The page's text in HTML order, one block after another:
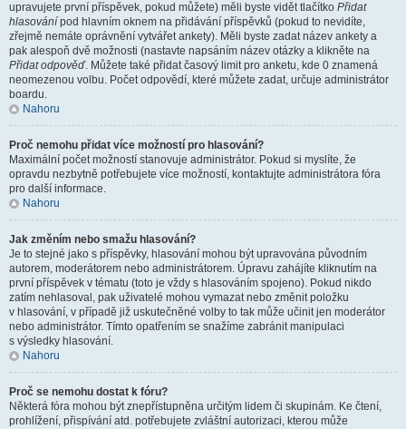
upravujete první příspěvek, pokud můžete) měli byste vidět tlačítko Přidat
hlasování pod hlavním oknem na přidávání příspěvků (pokud to nevidíte,
zřejmě nemáte oprávnění vytvářet ankety). Měli byste zadat název ankety a
pak alespoň dvě možnosti (nastavte napsáním název otázky a klikněte na
Přidat odpověď. Můžete také přidat časový limit pro anketu, kde 0 znamená
neomezenou volbu. Počet odpovědí, které můžete zadat, určuje administrátor
boardu.
Nahoru
Proč nemohu přidat více možností pro hlasování?
Maximální počet možností stanovuje administrátor. Pokud si myslíte, že
opravdu nezbytně potřebujete více možností, kontaktujte administrátora fóra
pro další informace.
Nahoru
Jak změním nebo smažu hlasování?
Je to stejné jako s příspěvky, hlasování mohou být upravována původním
autorem, moderátorem nebo administrátorem. Úpravu zahájíte kliknutím na
první příspěvek v tématu (toto je vždy s hlasováním spojeno). Pokud nikdo
zatím nehlasoval, pak uživatelé mohou vymazat nebo změnit položku
v hlasování, v případě již uskutečněné volby to tak může učinit jen moderátor
nebo administrátor. Tímto opatřením se snažíme zabránit manipulaci
s výsledky hlasování.
Nahoru
Proč se nemohu dostat k fóru?
Některá fóra mohou být znepřístupněna určitým lidem či skupinám. Ke čtení,
prohlížení, přispívání atd. potřebujete zvláštní autorizaci, kterou může